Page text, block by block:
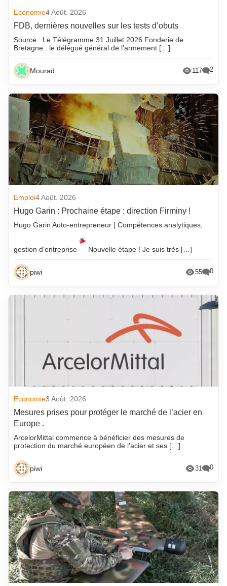
Economie4 Août. 2026
FDB, dernières nouvelles sur les tests d’obuts
Source : Le Télégramme 31 Juillet 2026 Fonderie de
Bretagne : le délégué général de l’armement […]
Mourad 117 2
Emploi4 Août. 2026
Hugo Garin : Prochaine étape : direction Firminy !
Hugo Garin Auto-entrepreneur | Compétences analytiques,
gestion d’entreprise Nouvelle étape ! Je suis très […]
piwi 55 0
Economie3 Août. 2026
Mesures prises pour protéger le marché de l’acier en
Europe .
ArcelorMittal commence à bénéficier des mesures de
protection du marché européen de l’acier et ses […]
piwi 31 0